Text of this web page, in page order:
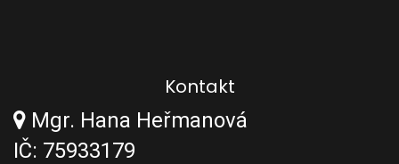
Kontakt
Mgr. Hana Heřmanová
IČ: 75933179